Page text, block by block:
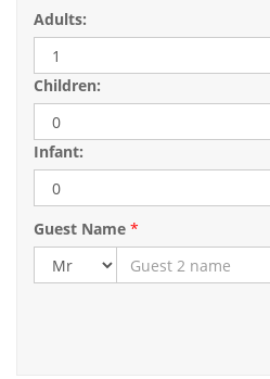
Adults:
Children:
Infant:
Guest Name *